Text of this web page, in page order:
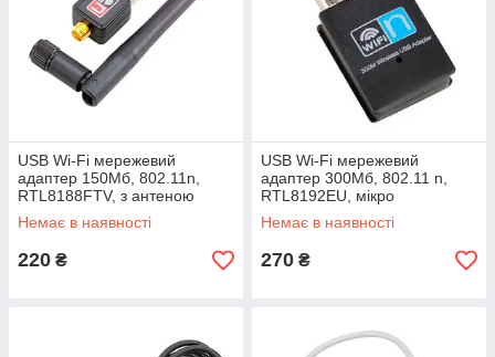
USB Wi-Fi мережевий
адаптер 150Мб, 802.11n,
RTL8188FTV, з антеною
Немає в наявності
220 ₴
USB Wi-Fi мережевий
адаптер 300Мб, 802.11 n,
RTL8192EU, мікро
Немає в наявності
270 ₴